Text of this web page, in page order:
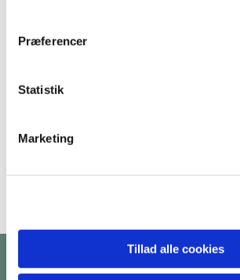
Præferencer
Statistik
Marketing
Tillad alle cookies
Kontakt